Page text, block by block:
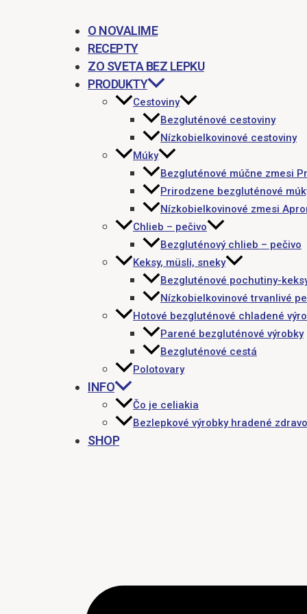
O NOVALIME
RECEPTY
ZO SVETA BEZ LEPKU
PRODUKTY
Cestoviny
Bezgluténové cestoviny
Nízkobielkovinové cestoviny
Múky
Bezgluténové múčne zmesi
Prirodzene bezgluténové
Nízkobielkovinové zmesi
Chlieb – pečivo
Bezgluténový chlieb – pečivo
Keksy, müsli, sneky
Bezgluténové pochutiny-
Nízkobielkovinové trvanlivé
Hotové bezgluténové chladené
Parené bezgluténové výrobky
Bezgluténové cestá
Polotovary
INFO
Čo je celiakia
Bezlepkové výrobky hradené
SHOP